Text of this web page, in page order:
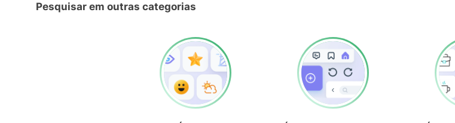
Pesquisar em outras categorias